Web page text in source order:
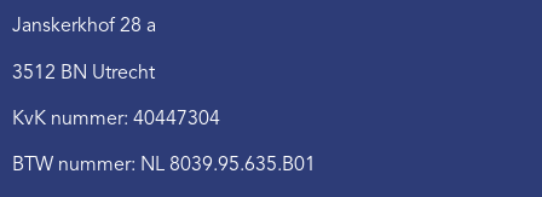
Janskerkhof 28 a
3512 BN Utrecht
KvK nummer: 40447304
BTW nummer: NL 8039.95.635.B01